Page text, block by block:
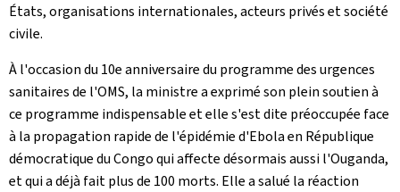
États, organisations internationales, acteurs privés et société
civile.
À l'occasion du 10e anniversaire du programme des urgences
sanitaires de l'OMS, la ministre a exprimé son plein soutien à
ce programme indispensable et elle s'est dite préoccupée face
à la propagation rapide de l'épidémie d'Ebola en République
démocratique du Congo qui affecte désormais aussi l'Ouganda,
et qui a déjà fait plus de 100 morts. Elle a salué la réaction